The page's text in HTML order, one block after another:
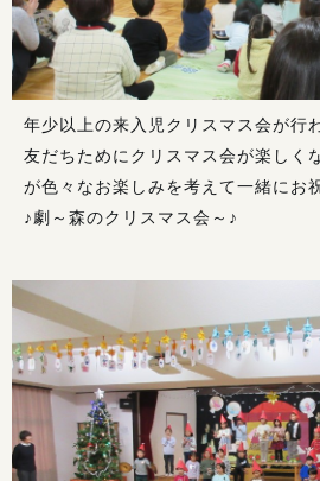
年少以上の来入児クリスマス会が行
友だちためにクリスマス会が楽しく
が色々なお楽しみを考えて一緒にお
♪劇～森のクリスマス会～♪